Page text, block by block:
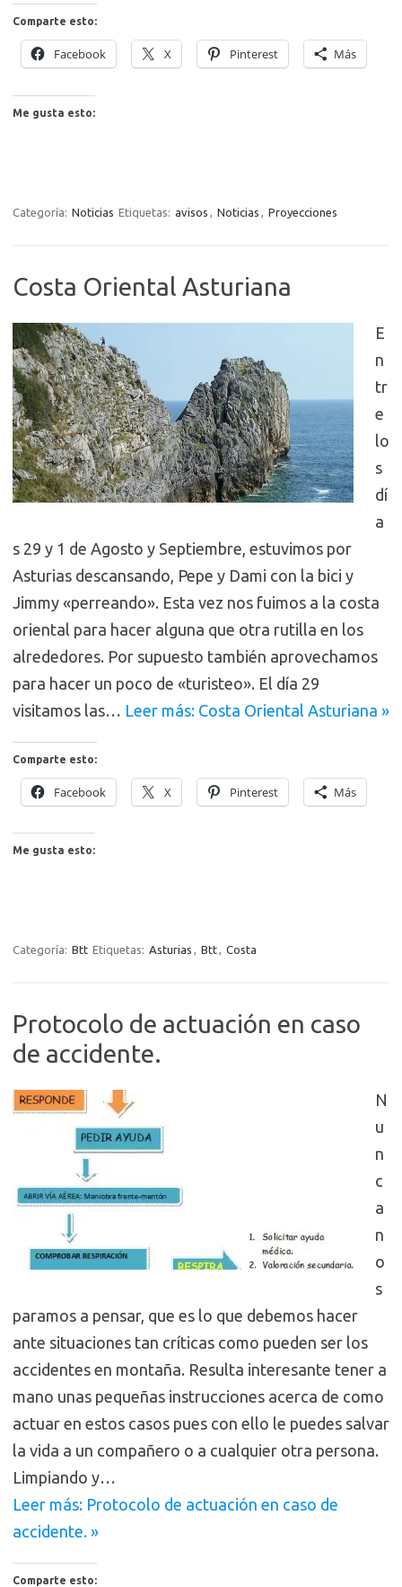
Comparte esto:
Facebook X Pinterest Más
Me gusta esto:
Categoría: Noticias Etiquetas: avisos Noticias Proyecciones
Costa Oriental Asturiana
E
n
tr
e
lo
s
dí
a
s 29 y 1 de Agosto y Septiembre, estuvimos por
Asturias descansando, Pepe y Dami con la bici y
Jimmy «perreando». Esta vez nos fuimos a la costa
oriental para hacer alguna que otra rutilla en los
alrededores. Por supuesto también aprovechamos
para hacer un poco de «turisteo». El día 29
visitamos las… Leer más: Costa Oriental Asturiana »
Comparte esto:
Facebook X Pinterest Más
Me gusta esto:
Categoría: Btt Etiquetas: Asturias , Btt, Costa
Protocolo de actuación en caso
de accidente.
N
u
n
c
a
n
o
s
paramos a pensar, que es lo que debemos hacer
ante situaciones tan críticas como pueden ser los
accidentes en montaña. Resulta interesante tener a
mano unas pequeñas instrucciones acerca de como
actuar en estos casos pues con ello le puedes salvar
la vida a un compañero o a cualquier otra persona.
Limpiando y…
Leer más: Protocolo de actuación en caso de
accidente. »
Comparte esto: